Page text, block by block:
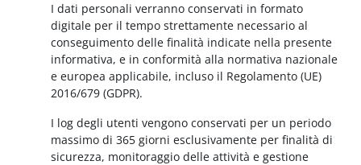
I dati personali verranno conservati in formato
digitale per il tempo strettamente necessario al
conseguimento delle finalità indicate nella presente
informativa, e in conformità alla normativa nazionale
e europea applicabile, incluso il Regolamento (UE)
2016/679 (GDPR).
I log degli utenti vengono conservati per un periodo
massimo di 365 giorni esclusivamente per finalità di
sicurezza, monitoraggio delle attività e gestione